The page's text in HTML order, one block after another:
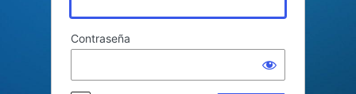
Contraseña